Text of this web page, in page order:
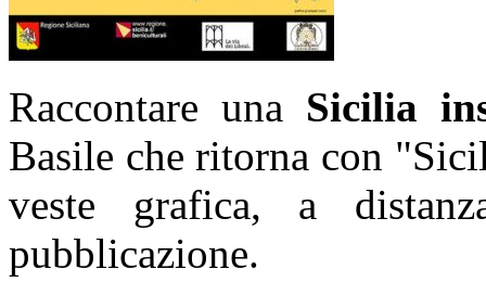
Raccontare una Sicilia
Basile che ritorna con
veste grafica, a
pubblicazione.